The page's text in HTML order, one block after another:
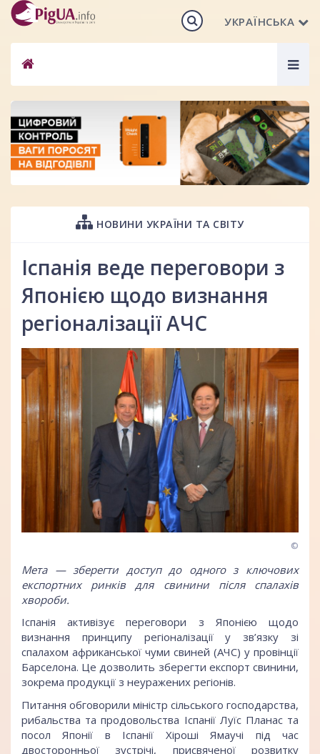
УКРАЇНСЬКА
НОВИНИ УКРАЇНИ ТА СВІТУ
Іспанія веде переговори з
Японією щодо визнання
регіоналізації АЧС
©
Мета — зберегти доступ до одного з ключових
експортних ринків для свинини після спалахів
хвороби.
Іспанія активізує переговори з Японією щодо
визнання принципу регіоналізації у зв’язку зі
спалахом африканської чуми свиней (АЧС) у провінції
Барселона. Це дозволить зберегти експорт свинини,
зокрема продукції з неуражених регіонів.
Питання обговорили міністр сільського господарства,
рибальства та продовольства Іспанії Луїс Планас та
посол Японії в Іспанії Хіроші Ямаучі під час
двосторонньої зустрічі, присвяченої розвитку